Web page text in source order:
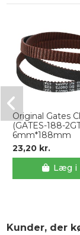
Original Gates
(GATES-188-
6mm*188mm
23,20 kr.
Læg i
Kunder, der